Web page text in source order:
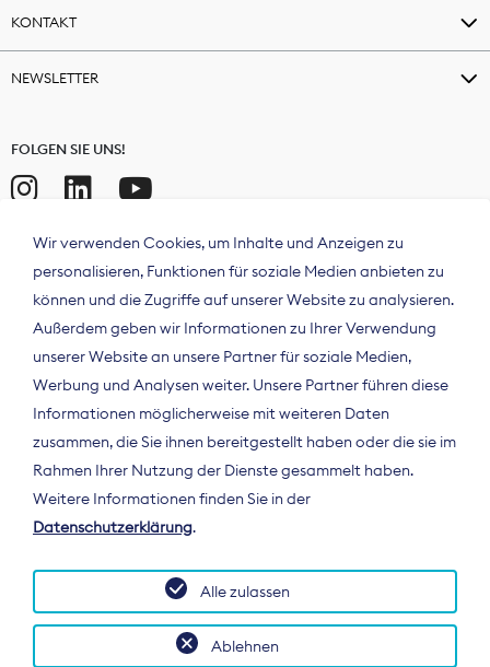
KONTAKT
NEWSLETTER
FOLGEN SIE UNS!
Der Bundesverband Digitalpublisher und
Zeitungsverleger (BDZV) vertritt als
Spitzenorganisation die Interessen der
Deutschland und auf EU-Ebene.
Wir verwenden Cookies, um Inhalte und Anzeigen zu
personalisieren, Funktionen für soziale Medien anbieten zu
können und die Zugriffe auf unserer Website zu analysieren.
Außerdem geben wir Informationen zu Ihrer Verwendung
unserer Website an unsere Partner für soziale Medien,
Werbung und Analysen weiter. Unsere Partner führen diese
Informationen möglicherweise mit weiteren Daten
zusammen, die Sie ihnen bereitgestellt haben oder die sie im
Rahmen Ihrer Nutzung der Dienste gesammelt haben.
Weitere Informationen finden Sie in der
Datenschutzerklärung.
Ablehnen
Alle zulassen